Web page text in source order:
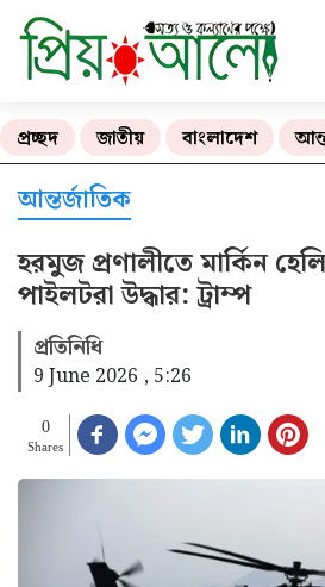
প্রচ্ছদ জাতীয় বাংলাদেশ
আন্তর্জাতিক
হরমুজ প্রণালীতে মার্কিন
পাইলটরা উদ্ধার: ট্রাম্প
প্রতিনিধি
9 June 2026 , 5:26
0
Shares